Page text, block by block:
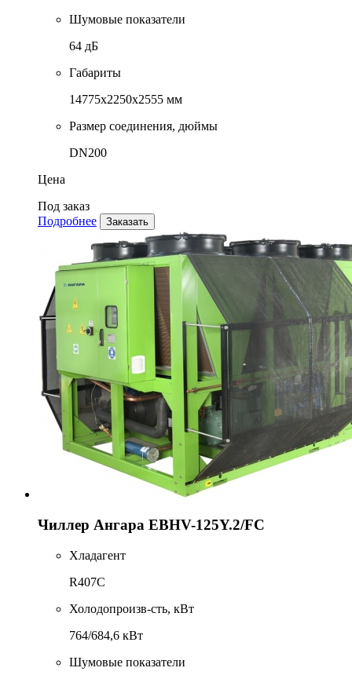
Шумовые показатели
64 дБ
Габариты
14775x2250x2555 мм
Размер соединения, дюймы
DN200
Цена
Под заказ
Подробнее
Заказать
Чиллер Ангара EBHV-125Y.2/FC
Хладагент
R407C
Холодопроизв-сть, кВт
764/684,6 кВт
Шумовые показатели